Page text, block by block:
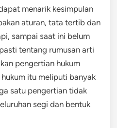
menarik kesimpulan
aturan, tata tertib dan
sampai saat ini belum
tentang rumusan arti
pengertian hukum
itu meliputi banyak
satu pengertian tidak
segi dan bentuk